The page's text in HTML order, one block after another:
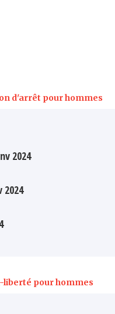
d'arrêt pour hommes
2024
2024
liberté pour hommes